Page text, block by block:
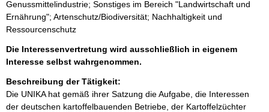
Genussmittelindustrie; Sonstiges im Bereich "Landwirtschaft und
Ernährung"; Artenschutz/Biodiversität; Nachhaltigkeit und
Ressourcenschutz
Die Interessenvertretung wird ausschließlich in eigenem
Interesse selbst wahrgenommen.
Beschreibung der Tätigkeit:
Die UNIKA hat gemäß ihrer Satzung die Aufgabe, die Interessen
der deutschen kartoffelbauenden Betriebe, der Kartoffelzüchter